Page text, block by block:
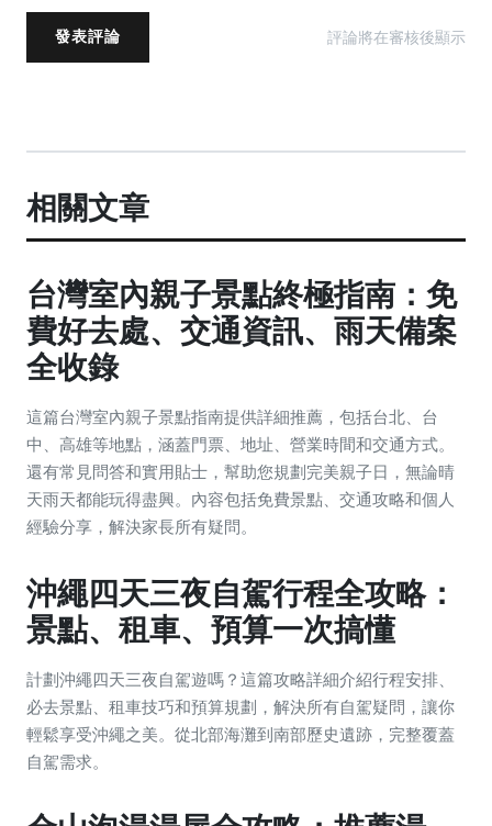
發表評論 評論將在審核後顯示
相關文章
台灣室內親子景點終極指南：免
費好去處、交通資訊、雨天備案
全收錄
這篇台灣室內親子景點指南提供詳細推薦，包括台北、台
中、高雄等地點，涵蓋門票、地址、營業時間和交通方式。
還有常見問答和實用貼士，幫助您規劃完美親子日，無論晴
天雨天都能玩得盡興。內容包括免費景點、交通攻略和個人
經驗分享，解決家長所有疑問。
沖繩四天三夜自駕行程全攻略：
景點、租車、預算一次搞懂
計劃沖繩四天三夜自駕遊嗎？這篇攻略詳細介紹行程安排、
必去景點、租車技巧和預算規劃，解決所有自駕疑問，讓你
輕鬆享受沖繩之美。從北部海灘到南部歷史遺跡，完整覆蓋
自駕需求。